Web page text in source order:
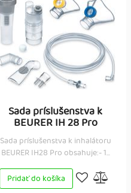
Sada príslušenstva k
BEURER IH 28 Pro
Sada príslušenstva k inhalátoru
BEURER IH28 Pro obsahuje:- 1...
Pridať do košíka